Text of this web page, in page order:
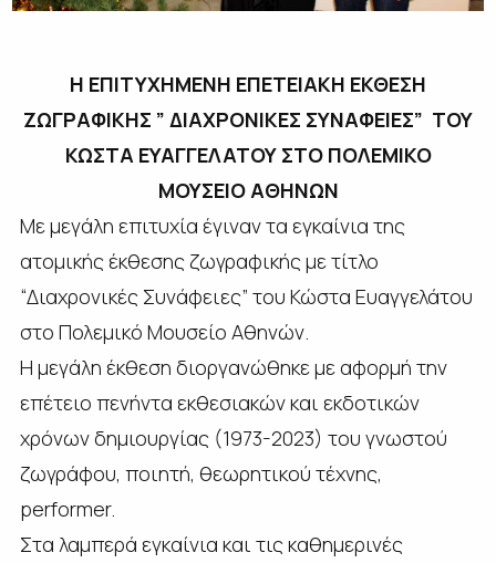
Η ΕΠΙΤΥΧΗΜΕΝΗ ΕΠΕΤΕΙΑΚΗ ΕΚΘΕΣΗ
ΖΩΓΡΑΦΙΚΗΣ ” ΔΙΑΧΡΟΝΙΚΕΣ ΣΥΝΑΦΕΙΕΣ” ΤΟΥ
ΚΩΣΤΑ ΕΥΑΓΓΕΛΑΤΟΥ ΣΤΟ ΠΟΛΕΜΙΚΟ
ΜΟΥΣΕΙΟ ΑΘΗΝΩΝ
Με μεγάλη επιτυχία έγιναν τα εγκαίνια της
ατομικής έκθεσης ζωγραφικής με τίτλο
“Διαχρονικές Συνάφειες” του Κώστα Ευαγγελάτου
στο Πολεμικό Μουσείο Αθηνών.
Η μεγάλη έκθεση διοργανώθηκε με αφορμή την
επέτειο πενήντα εκθεσιακών και εκδοτικών
χρόνων δημιουργίας (1973-2023) του γνωστού
ζωγράφου, ποιητή, θεωρητικού τέχνης,
performer.
Στα λαμπερά εγκαίνια και τις καθημερινές